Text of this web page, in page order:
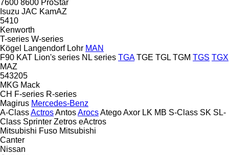
7600 8600 ProStar
Isuzu JAC KamAZ
5410
Kenworth
T-series W-series
Kögel
Langendorf Lohr MAN
F90 KAT Lion's series NL series TGA TGE TGL TGM TGS TGX
MAZ
543205
MKG Mack
CH F-series R-series
Magirus Mercedes-Benz
A-ClassActrosAntosArocsAtegoAxor LK MB S-Class SK SL-
Class Sprinter Zetros eActros
Mitsubishi Fuso Mitsubishi
Canter
Nissan